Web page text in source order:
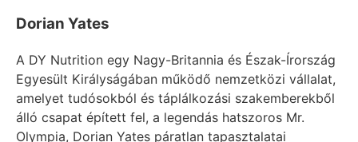
Dorian Yates
A DY Nutrition egy Nagy-Britannia és Észak-Írország
Egyesült Királyságában működő nemzetközi vállalat,
amelyet tudósokból és táplálkozási szakemberekből
álló csapat épített fel, a legendás hatszoros Mr.
Olympia, Dorian Yates páratlan tapasztalatai